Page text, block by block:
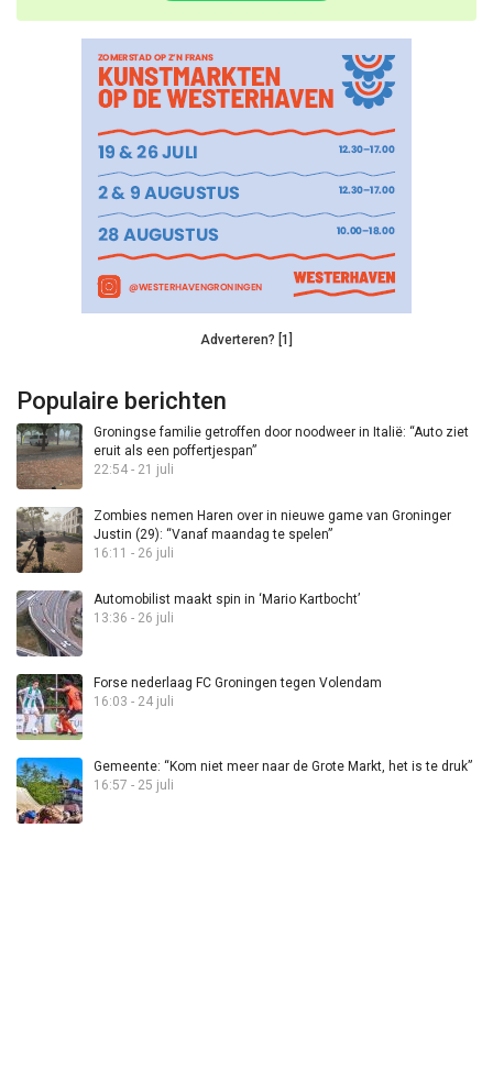
Adverteren? [1]
Populaire berichten
Groningse familie getroffen door noodweer in Italië: “Auto ziet
eruit als een poffertjespan”
22:54 - 21 juli
Zombies nemen Haren over in nieuwe game van Groninger
Justin (29): “Vanaf maandag te spelen”
16:11 - 26 juli
Automobilist maakt spin in ‘Mario Kartbocht’
13:36 - 26 juli
Forse nederlaag FC Groningen tegen Volendam
16:03 - 24 juli
Gemeente: “Kom niet meer naar de Grote Markt, het is te druk”
16:57 - 25 juli